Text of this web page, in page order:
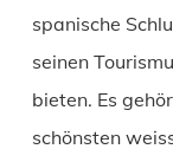
spanische
seinen
bieten. Es
schönsten